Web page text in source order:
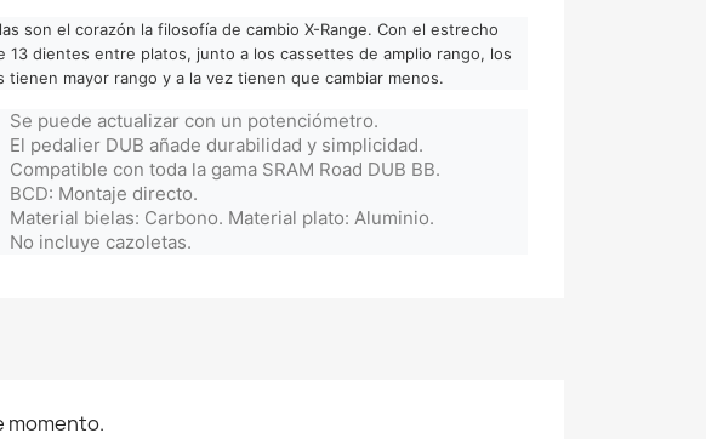
son el corazón la filosofía de cambio X-Range. Con el estrecho
13 dientes entre platos, junto a los cassettes de amplio rango, los
tienen mayor rango y a la vez tienen que cambiar menos.
Se puede actualizar con un potenciómetro.
El pedalier DUB añade durabilidad y simplicidad.
Compatible con toda la gama SRAM Road DUB BB.
BCD: Montaje directo.
Material bielas: Carbono. Material plato: Aluminio.
No incluye cazoletas.
momento.